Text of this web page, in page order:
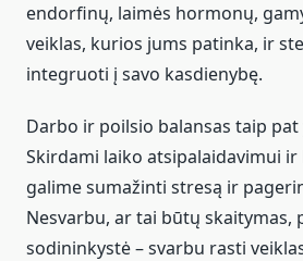
endorfinų, laimės hormonų,
veiklas, kurios jums patinka, ir
integruoti į savo kasdienybę.
Darbo ir poilsio balansas taip pat
Skirdami laiko atsipalaidavimui ir
galime sumažinti stresą ir
Nesvarbu, ar tai būtų skaitymas,
sodininkystė – svarbu rasti